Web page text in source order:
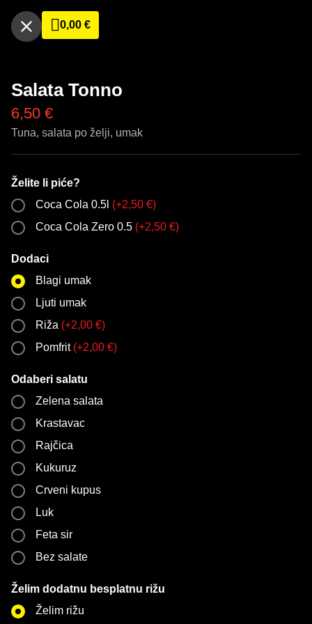
0,00 €
Salata Tonno
6,50 €
Tuna, salata po želji, umak
Želite li piće?
Coca Cola 0.5l (+2,50 €)
Coca Cola Zero 0.5 (+2,50 €)
Dodaci
Blagi umak
Ljuti umak
Riža (+2,00 €)
Pomfrit (+2,00 €)
Odaberi salatu
Zelena salata
Krastavac
Rajčica
Kukuruz
Crveni kupus
Luk
Feta sir
Bez salate
Želim dodatnu besplatnu rižu
Želim rižu